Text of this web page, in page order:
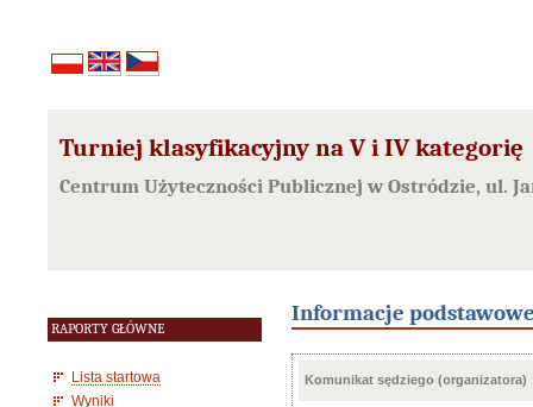
Turniej klasyfikacyjny na V i IV kategorię
Centrum Użyteczności Publicznej w Ostródzie, ul.
RAPORTY GŁÓWNE
Lista startowa
Wyniki
Informacje
Komunikat sędziego (organizatora)